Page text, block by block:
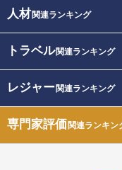
人材関連ランキング
トラベル関連ランキング
レジャー関連ランキング
専門家評価関連ランキン